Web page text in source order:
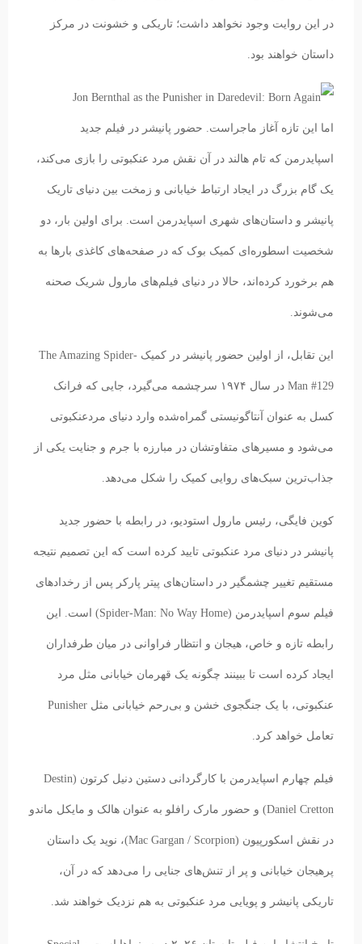
در این روایت وجود نخواهد داشت؛ تاریکی و خشونت در مرکز
داستان خواهند بود.
اما این تازه آغاز ماجراست. حضور پانیشر در فیلم جدید
اسپایدرمن که تام هالند در آن نقش مرد عنکبوتی را بازی می‌کند،
یک گام بزرگ در ایجاد ارتباط خیابانی و زمخت بین دنیای تاریک
پانیشر و داستان‌های شهری اسپایدرمن است. برای اولین بار، دو
شخصیت اسطوره‌ای کمیک بوک که در صفحه‌های کاغذی بارها به
هم برخورد کرده‌اند، حالا در دنیای فیلم‌های مارول شریک صحنه
می‌شوند.
این تقابل، از اولین حضور پانیشر در کمیک The Amazing Spider-
Man #129 در سال ۱۹۷۴ سرچشمه می‌گیرد، جایی که فرانک
کسل به عنوان آنتاگونیستی گمراه‌شده وارد دنیای مردعنکبوتی
می‌شود و مسیرهای متفاوتشان در مبارزه با جرم و جنایت یکی از
جذاب‌ترین سبک‌های روایی کمیک را شکل می‌دهد.
کوین فایگی، رئیس مارول استودیو، در رابطه با حضور جدید
پانیشر در دنیای مرد عنکبوتی تایید کرده است که این تصمیم نتیجه
مستقیم تغییر چشمگیر در داستان‌های پیتر پارکر پس از رخدادهای
فیلم سوم اسپایدرمن (Spider-Man: No Way Home) است. این
رابطه تازه و خاص، هیجان و انتظار فراوانی در میان طرفداران
ایجاد کرده است تا ببینند چگونه یک قهرمان خیابانی مثل مرد
عنکبوتی، با یک جنگجوی خشن و بی‌رحم خیابانی مثل Punisher
تعامل خواهد کرد.
فیلم چهارم اسپایدرمن با کارگردانی دستین دنیل کرتون (Destin
Daniel Cretton) و حضور مارک رافلو به عنوان هالک و مایکل ماندو
در نقش اسکورپیون (Mac Gargan / Scorpion)، نوید یک داستان
پرهیجان خیابانی و پر از تنش‌های جنایی را می‌دهد که در آن،
تاریکی پانیشر و پویایی مرد عنکبوتی به هم نزدیک خواهند شد.